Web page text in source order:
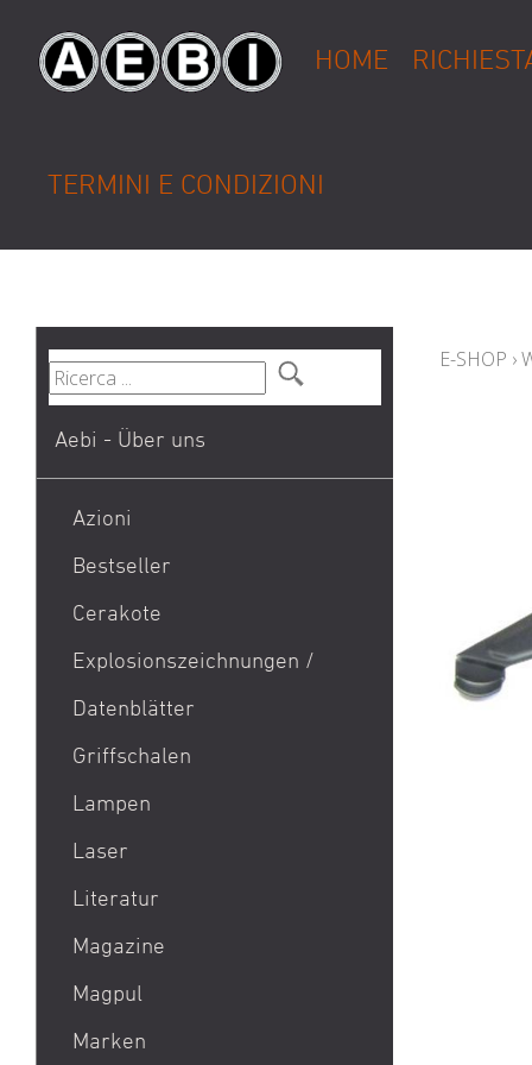
HOME
TERMINI E CONDIZIONI
Aebi - Über uns
Azioni
Bestseller
1911
Aktion Bester Preis
AR 15
B&T Print-X
CZ 75 / CZ TS
Eotech EXPS3 / Eotech
EXPS2
Glock 48 / Glock 43X
Heckler & Koch MP5 /
Heckler & Koch SP5
Cerakote
Explosionszeichnungen /
Datenblätter
Griffschalen
Lampen
Laser
Literatur
Magazine
Magpul
Marken
E-SHOP ›